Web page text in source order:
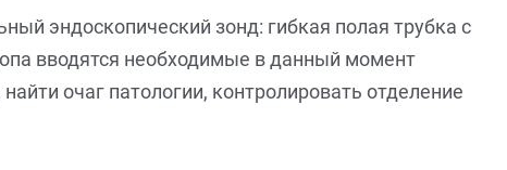
эндоскопический зонд: гибкая полая трубка с
вводятся необходимые в данный момент
очаг патологии, контролировать отделение